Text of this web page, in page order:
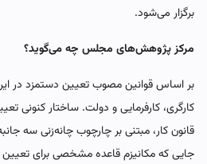
برگزار می‌شود.
مرکز پژوهش‌های مجلس چه می‌گوید؟
بر اساس قوانین مصوب تعیین دستمزد در
قانون کار، مبتنی بر چارچوب چانه‌زنی سه
جایی که مکانیزم قاعده مشخصی برای